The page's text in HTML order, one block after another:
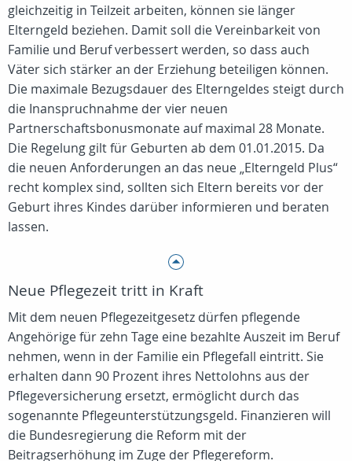
gleichzeitig in Teilzeit arbeiten, können sie länger
Elterngeld beziehen. Damit soll die Vereinbarkeit von
Familie und Beruf verbessert werden, so dass auch
Väter sich stärker an der Erziehung beteiligen können.
Die maximale Bezugsdauer des Elterngeldes steigt durch
die Inanspruchnahme der vier neuen
Partnerschaftsbonusmonate auf maximal 28 Monate.
Die Regelung gilt für Geburten ab dem 01.01.2015. Da
die neuen Anforderungen an das neue „Elterngeld Plus“
recht komplex sind, sollten sich Eltern bereits vor der
Geburt ihres Kindes darüber informieren und beraten
lassen.
Neue Pflegezeit tritt in Kraft
Mit dem neuen Pflegezeitgesetz dürfen pflegende
Angehörige für zehn Tage eine bezahlte Auszeit im Beruf
nehmen, wenn in der Familie ein Pflegefall eintritt. Sie
erhalten dann 90 Prozent ihres Nettolohns aus der
Pflegeversicherung ersetzt, ermöglicht durch das
sogenannte Pflegeunterstützungsgeld. Finanzieren will
die Bundesregierung die Reform mit der
Beitragserhöhung im Zuge der Pflegereform.